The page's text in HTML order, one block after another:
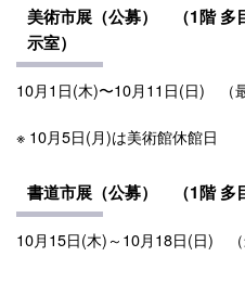
美術市展（公募） （1階多
示室）
10月1日(木)〜10月11日(日)
※ 10月5日(月)は美術館休館日
書道市展（公募） （1階多
10月15日(木)～10月18日(日)